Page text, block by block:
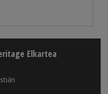
Elkartea